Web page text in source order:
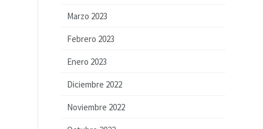
Marzo 2023
Febrero 2023
Enero 2023
Diciembre 2022
Noviembre 2022